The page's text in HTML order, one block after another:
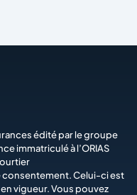
édité par le groupe
immatriculé à l’ORIAS
consentement. Celui-ci est
vigueur. Vous pouvez